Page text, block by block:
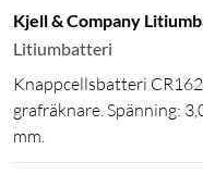
Kjell & Company
Litiumbatteri
Knappcellsbatteri
grafräknare. Spänning:
mm.